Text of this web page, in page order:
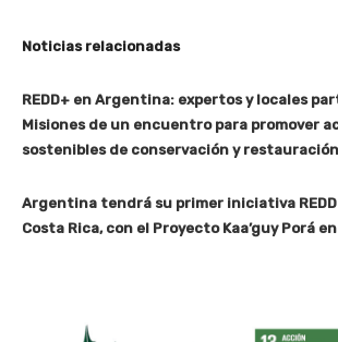
Noticias relacionadas
REDD+ en Argentina: expertos y locales
Misiones de un encuentro para promover
sostenibles de conservación y
Argentina tendrá su primer iniciativa REDD
Costa Rica, con el Proyecto Kaa’guy Porá